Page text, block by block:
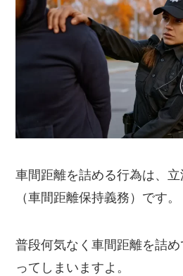
車間距離を詰める行為は、
（車間距離保持義務）です。
普段何気なく車間距離を詰
ってしまいますよ。